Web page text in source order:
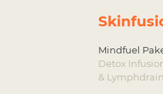
Detox
&